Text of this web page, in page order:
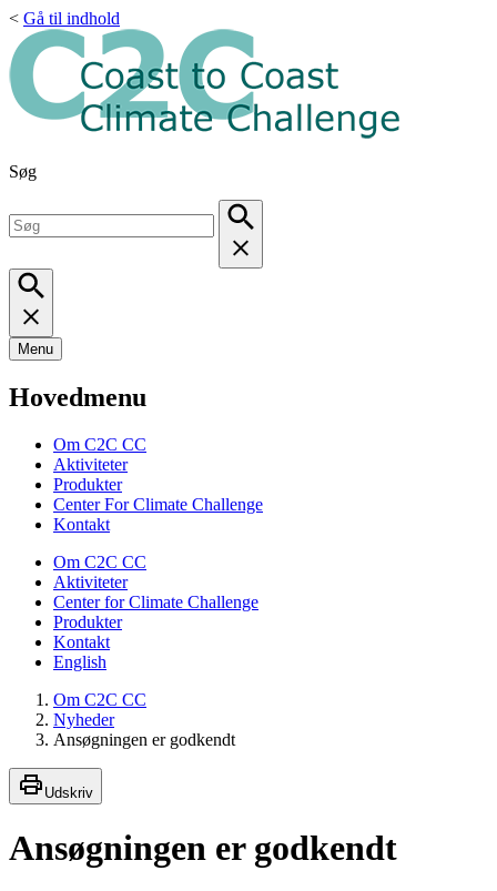
< Gå til indhold
Søg
Menu
Hovedmenu
Om C2C CC
Aktiviteter
Produkter
Center For Climate Challenge
Kontakt
Om C2C CC
Aktiviteter
Center for Climate Challenge
Produkter
Kontakt
English
Om C2C CC
Nyheder
Ansøgningen er godkendt
Udskriv
Ansøgningen er godkendt